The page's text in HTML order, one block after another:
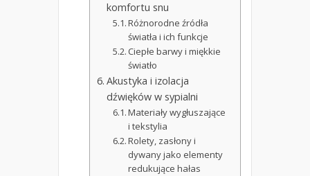
komfortu snu
Różnorodne źródła
światła i ich funkcje
Ciepłe barwy i miękkie
światło
Akustyka i izolacja
dźwięków w sypialni
Materiały wygłuszające
i tekstylia
Rolety, zasłony i
dywany jako elementy
redukujące hałas